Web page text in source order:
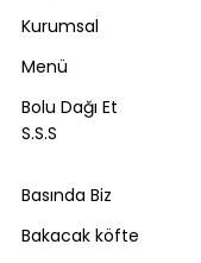
Kurumsal
Menü
Bolu Dağı Et
S.S.S
Basında Biz
Bakacak köfte